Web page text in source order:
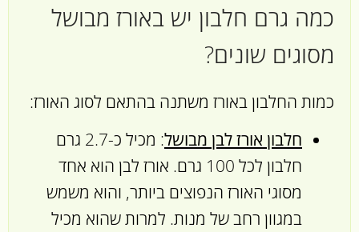
כמה גרם חלבון יש באורז מבושל
מסוגים שונים?
כמות החלבון באורז משתנה בהתאם לסוג האורז:
חלבון אורז לבן מבושל
: מכיל כ-2.7 גרם
חלבון לכל 100 גרם. אורז לבן הוא אחד
מסוגי האורז הנפוצים ביותר, והוא משמש
במגוון רחב של מנות. למרות שהוא מכיל